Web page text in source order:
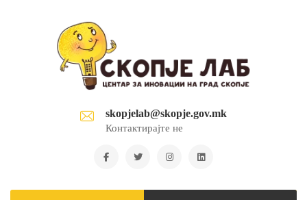
skopjelab@skopje.gov.mk
Контактирајте не